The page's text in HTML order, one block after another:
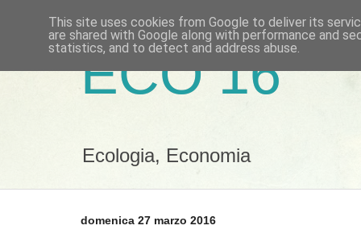
ECO 16
Ecologia, Economia
domenica 27 marzo 2016
This site uses cookies from Google to deliver its
are shared with Google along with performance and
statistics, and to detect and address abuse.